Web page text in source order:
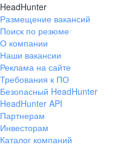
HeadHunter
Размещение вакансий
Поиск по резюме
О компании
Наши вакансии
Реклама на сайте
Требования к ПО
Безопасный HeadHunter
HeadHunter API
Партнерам
Инвесторам
Каталог компаний